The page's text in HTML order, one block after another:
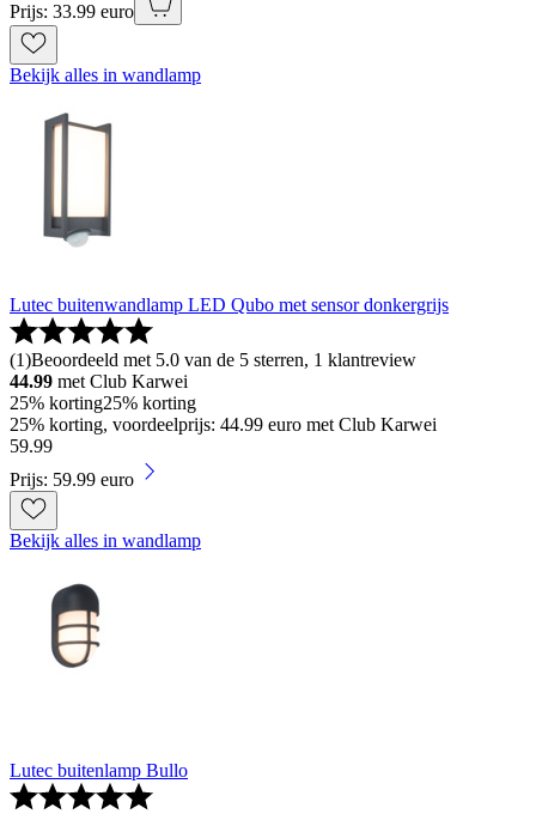
Prijs: 33.99 euro
Bekijk alles in wandlamp
Lutec buitenwandlamp LED Qubo met sensor donkergrijs
(1)Beoordeeld met 5.0 van de 5 sterren, 1 klantreview
44.99 met Club Karwei
25% korting25% korting
25% korting, voordeelprijs: 44.99 euro met Club Karwei
59.99
Prijs: 59.99 euro
Bekijk alles in wandlamp
Lutec buitenlamp Bullo